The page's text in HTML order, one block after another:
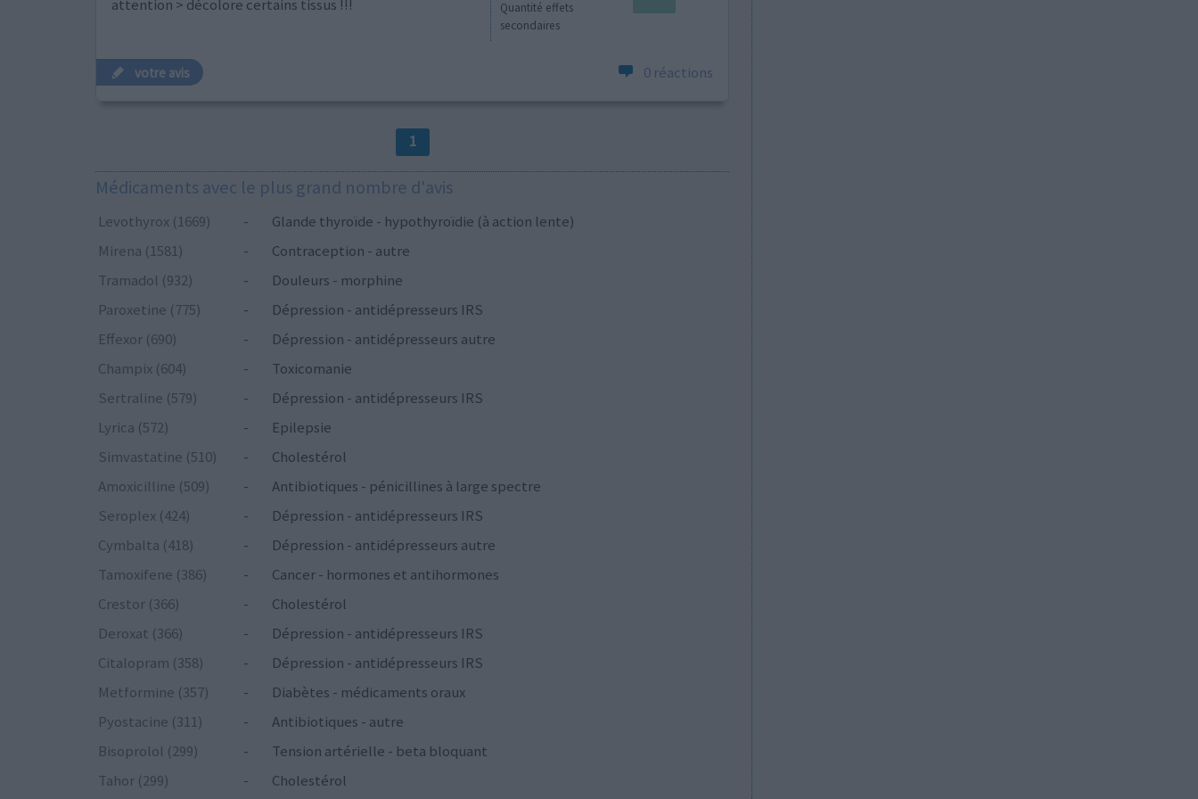
Quantité effets
secondaires
attention > décolore certains tissus !!!
votre avis 0 réactions
1
Médicaments avec le plus grand nombre d'avis
Levothyrox (1669) -
Glande thyroïde - hypothyroïdie (à action lente)
Mirena (1581)
-
Contraception - autre
Tramadol (932)
-
Douleurs - morphine
Paroxetine (775)
-
Dépression - antidépresseurs IRS
Effexor (690)
-
Dépression - antidépresseurs autre
Champix (604)
-
Toxicomanie
Sertraline (579)
-
Dépression - antidépresseurs IRS
Lyrica (572)
-
Epilepsie
Simvastatine (510)
-
Cholestérol
Amoxicilline (509)
-
Antibiotiques - pénicillines à large spectre
Seroplex (424)
-
Dépression - antidépresseurs IRS
Cymbalta (418)
-
Dépression - antidépresseurs autre
Tamoxifene (386)
-
Cancer - hormones et antihormones
Crestor (366)
-
Cholestérol
Deroxat (366)
-
Dépression - antidépresseurs IRS
Citalopram (358)
-
Dépression - antidépresseurs IRS
Metformine (357)
-
Diabètes - médicaments oraux
Pyostacine (311)
-
Antibiotiques - autre
Bisoprolol (299)
-
Tension artérielle - beta bloquant
Tahor (299)
- Cholestérol